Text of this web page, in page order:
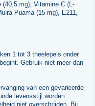
(40,5 mg), Vitamine C (L-
Puama (15 mg), E211,
1 tot 3 theelepels onder
Gebruik niet meer dan
van een gevarieerde
levensstijl worden
niet overschrijden. Bij